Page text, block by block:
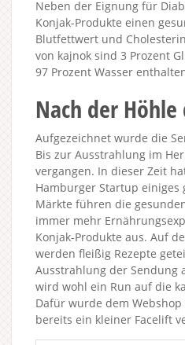
Neben der Eignung für
Konjak-Produkte einen
Blutfettwert und
von kajnok sind 3 Prozent
97 Prozent Wasser
Nach der
Aufgezeichnet wurde die
Bis zur Ausstrahlung im
vergangen. In dieser Zeit
Hamburger Startup einiges
Märkte führen die
immer mehr
Konjak-Produkte aus. Auf
werden fleißig Rezepte
Ausstrahlung der Sendung
wird wohl ein Run auf die
Dafür wurde dem Webshop
bereits ein kleiner Facelift